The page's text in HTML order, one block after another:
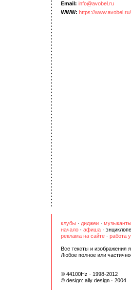
Email: info@avobel.ru
WWW: https://www.avobel.ru/
клубы · диджеи · музыканты
начало · афиша ·
реклама на сайте · работа
Все тексты и изображения
Любое полное или
© 44100Hz · 1998-2012
© design: ally design · 2004